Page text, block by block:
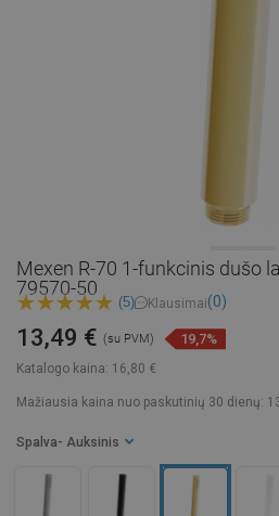
Mexen R-70 1-funkcinis dušo
79570-50
(5) Klausimai(0)
Katalogo kaina: 16,80 €
13,49 € (su PVM) 19,7%
Mažiausia kaina nuo paskutinių 30 dienų:
Spalva - Auksinis